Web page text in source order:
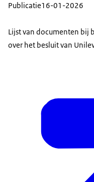
Publicatie16-01-2026
Lijst van documenten bij
over het besluit van